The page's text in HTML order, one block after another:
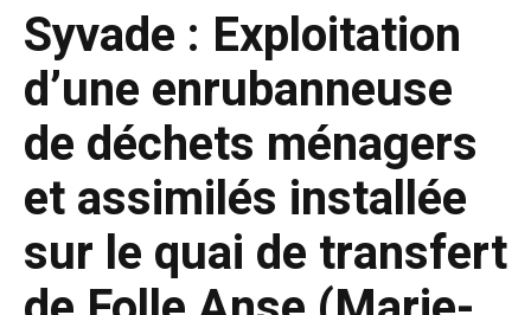
Syvade : Exploitation
d’une enrubanneuse
de déchets ménagers
et assimilés installée
sur le quai de transfert